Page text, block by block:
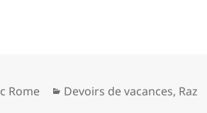
Rome Catégories
Devoirs de vacances, Raz
Expo à Arles